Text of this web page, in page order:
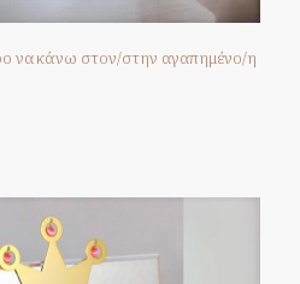
να κάνω στον/στην αγαπημένο/η